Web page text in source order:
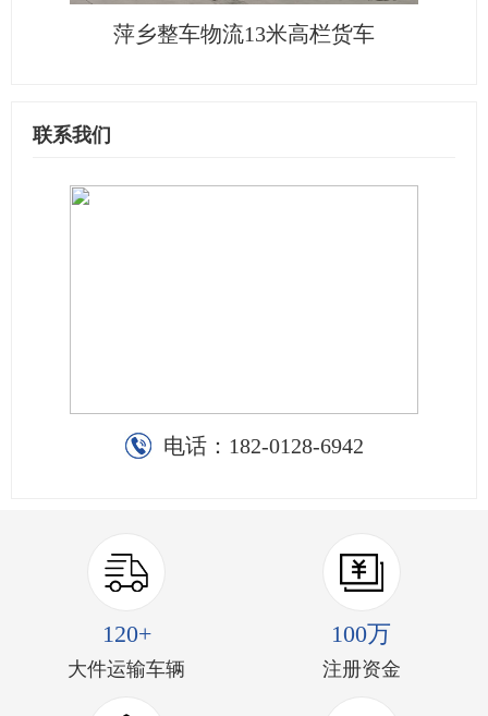
萍乡整车物流13米高栏货车
联系我们
电话： 182-0128-6942
120+
大件运输车辆
100万
注册资金